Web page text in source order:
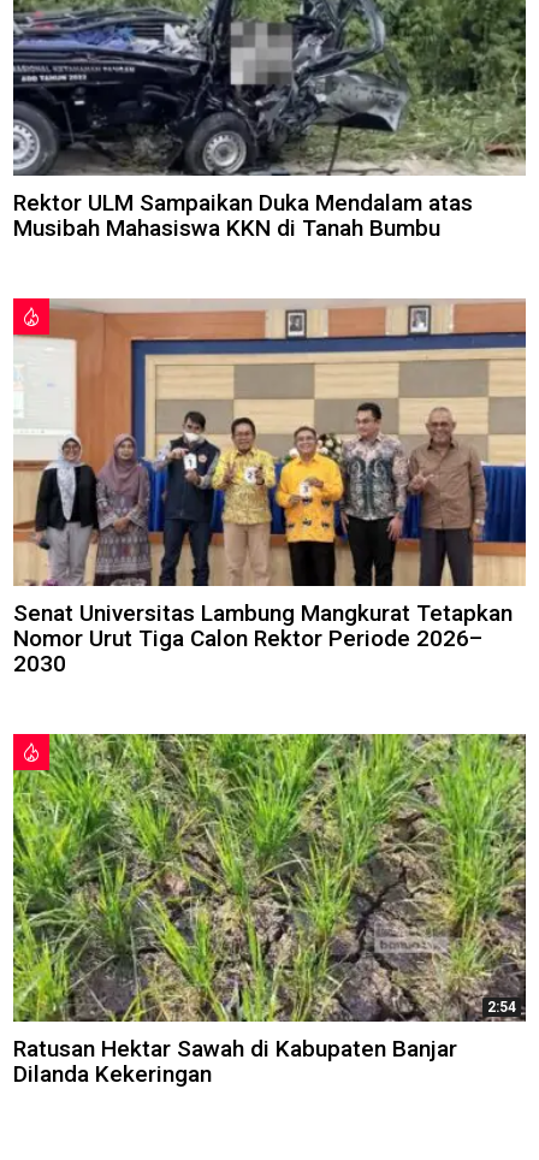
Rektor ULM Sampaikan Duka Mendalam atas
Musibah Mahasiswa KKN di Tanah Bumbu
Senat Universitas Lambung Mangkurat Tetapkan
Nomor Urut Tiga Calon Rektor Periode 2026–
2030
2:54
Ratusan Hektar Sawah di Kabupaten Banjar
Dilanda Kekeringan